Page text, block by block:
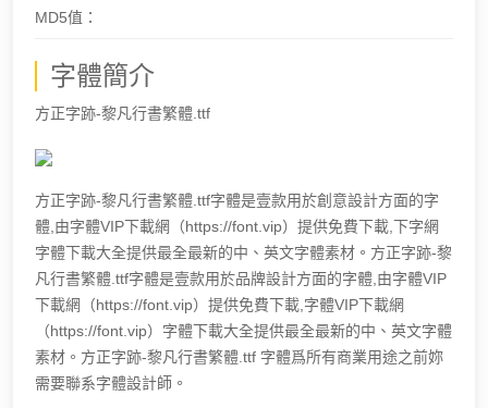
MD5值：
字體簡介
方正字跡-黎凡行書繁體.ttf
方正字跡-黎凡行書繁體.ttf字體是壹款用於創意設計方面的字
體,由字體VIP下載網（https://font.vip）提供免費下載,下字網
字體下載大全提供最全最新的中、英文字體素材。方正字跡-黎
凡行書繁體.ttf字體是壹款用於品牌設計方面的字體,由字體VIP
下載網（https://font.vip）提供免費下載,字體VIP下載網
（https://font.vip）字體下載大全提供最全最新的中、英文字體
素材。方正字跡-黎凡行書繁體.ttf 字體爲所有商業用途之前妳
需要聯系字體設計師。